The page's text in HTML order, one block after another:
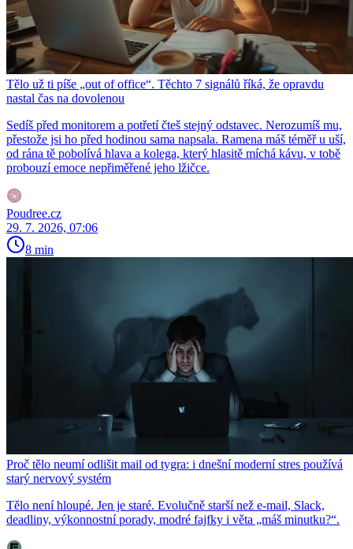
Tělo už ti píše „out of office“. Těchto 7 signálů říká, že opravdu
nastal čas na dovolenou
Sedíš před monitorem a potřetí čteš stejný odstavec. Nerozumíš mu,
přestože jsi ho před hodinou sama napsala. Ramena máš téměř u uší,
od rána tě pobolívá hlava a kolega, který hlasitě míchá kávu, v tobě
probouzí emoce nepřiměřené jeho lžičce.
Poudree.cz
29. 7. 2026, 07:06
8 min
Proč tělo neumí odlišit mail od tygra: i dnešní moderní stres používá
starý nervový systém
Tělo není hloupé. Jen je staré. Evolučně starší než e-mail, Slack,
deadliny, výkonnostní porady, modré fajfky i věta „máš minutku?“.